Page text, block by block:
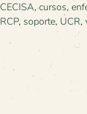
CECISA,cursos,
RCP, soporte, UCR,